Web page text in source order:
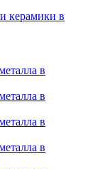
керамики в